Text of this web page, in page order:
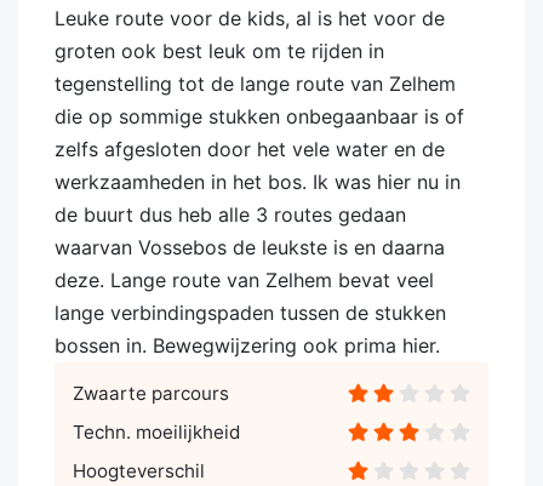
Leuke route voor de kids, al is het voor de
groten ook best leuk om te rijden in
tegenstelling tot de lange route van Zelhem
die op sommige stukken onbegaanbaar is of
zelfs afgesloten door het vele water en de
werkzaamheden in het bos. Ik was hier nu in
de buurt dus heb alle 3 routes gedaan
waarvan Vossebos de leukste is en daarna
deze. Lange route van Zelhem bevat veel
lange verbindingspaden tussen de stukken
bossen in. Bewegwijzering ook prima hier.
Zwaarte parcours
Techn. moeilijkheid
Hoogteverschil